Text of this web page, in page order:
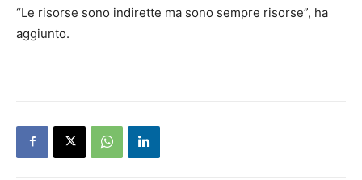
“Le risorse sono indirette ma sono sempre risorse”, ha
aggiunto.